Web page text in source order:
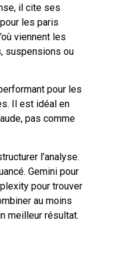
il cite ses
les paris
viennent les
suspensions ou
pour les
Il est idéal en
pas comme
l’analyse.
Gemini pour
pour trouver
au moins
meilleur résultat.